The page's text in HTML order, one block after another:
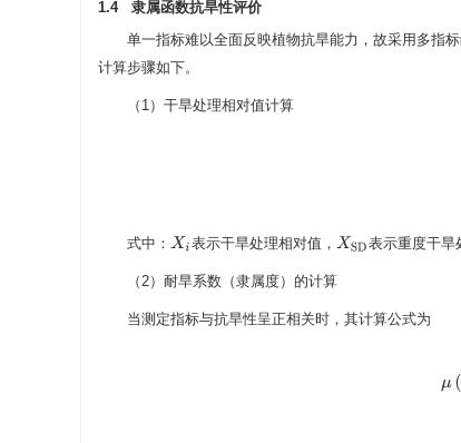
1.4 隶属函数抗旱性评价
单一指标难以全面反映植物抗旱能力，故采用多指
计算步骤如下。
（1）干旱处理相对值计算
式中： Xi 表示干旱处理相对值， XSD表示重度干旱
（2）耐旱系数（隶属度）的计算
当测定指标与抗旱性呈正相关时，其计算公式为